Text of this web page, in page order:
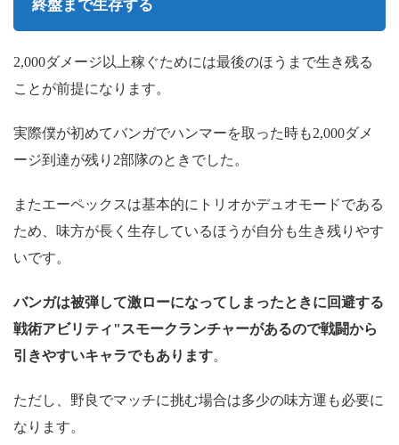
終盤まで生存する
2,000ダメージ以上稼ぐためには最後のほうまで生き残る
ことが前提になります。
実際僕が初めてバンガでハンマーを取った時も2,000ダメ
ージ到達が残り2部隊のときでした。
またエーペックスは基本的にトリオかデュオモードである
ため、味方が長く生存しているほうが自分も生き残りやす
いです。
バンガは被弾して激ローになってしまったときに回避する
戦術アビリティ"スモークランチャーがあるので戦闘から
引きやすいキャラでもあります。
ただし、野良でマッチに挑む場合は多少の味方運も必要に
なります。